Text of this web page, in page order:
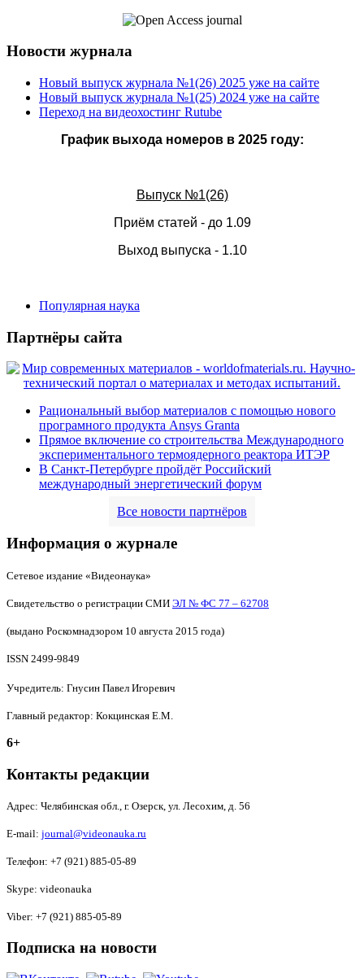
Новости журнала
Новый выпуск журнала №1(26) 2025 уже на сайте
Новый выпуск журнала №1(25) 2024 уже на сайте
Переход на видеохостинг Rutube
График выхода номеров в 2025 году:
Выпуск №1(26)
Приём статей - до 1.09
Выход выпуска - 1.10
Популярная наука
Партнёры сайта
Рациональный выбор материалов с помощью нового
програмного продукта Ansys Granta
Прямое включение со строительства Международного
экспериментального термоядерного реактора ИТЭР
В Санкт-Петербурге пройдёт Российский
международный энергетический форум
Все новости партнёров
Информация о журнале
Сетевое издание «Видеонаука»
Свидетельство о регистрации СМИ ЭЛ № ФС 77 – 62708
(выдано Роскомнадзором 10 августа 2015 года)
ISSN 2499-9849
Учредитель: Гнусин Павел Игоревич
Главный редактор: Кокцинская Е.М.
6+
Контакты редакции
Адрес: Челябинская обл., г. Озерск, ул. Лесохим, д. 56
E-mail: journal@videonauka.ru
Телефон: +7 (921) 885-05-89
Skype: videonauka
Viber: +7 (921) 885-05-89
Подписка на новости